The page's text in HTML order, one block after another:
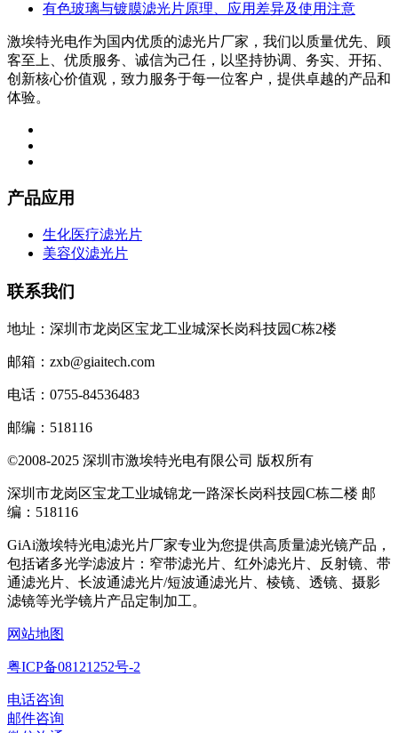
有色玻璃与镀膜滤光片原理、应用差异及使用注意
激埃特光电作为国内优质的滤光片厂家，我们以质量优先、顾
客至上、优质服务、诚信为己任，以坚持协调、务实、开拓、
创新核心价值观，致力服务于每一位客户，提供卓越的产品和
体验。
产品应用
生化医疗滤光片
美容仪滤光片
联系我们
地址：深圳市龙岗区宝龙工业城深长岗科技园C栋2楼
邮箱：zxb@giaitech.com
电话：0755-84536483
邮编：518116
©2008-2025 深圳市激埃特光电有限公司 版权所有
深圳市龙岗区宝龙工业城锦龙一路深长岗科技园C栋二楼 邮
编：518116
GiAi激埃特光电滤光片厂家专业为您提供高质量滤光镜产品，
包括诸多光学滤波片：窄带滤光片、红外滤光片、反射镜、带
通滤光片、长波通滤光片/短波通滤光片、棱镜、透镜、摄影
滤镜等光学镜片产品定制加工。
网站地图
粤ICP备08121252号-2
电话咨询
邮件咨询